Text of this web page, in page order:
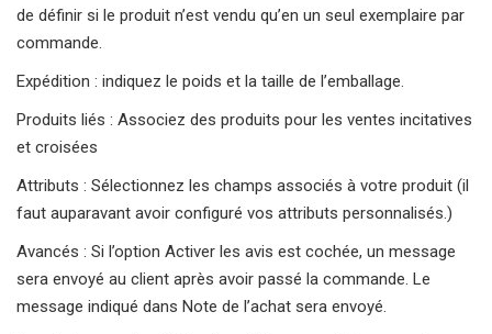
de définir si le produit n’est vendu qu’en un seul exemplaire par
commande.
Expédition : indiquez le poids et la taille de l’emballage.
Produits liés : Associez des produits pour les ventes incitatives
et croisées
Attributs : Sélectionnez les champs associés à votre produit (il
faut auparavant avoir configuré vos attributs personnalisés.)
Avancés : Si l’option Activer les avis est cochée, un message
sera envoyé au client après avoir passé la commande. Le
message indiqué dans Note de l’achat sera envoyé.